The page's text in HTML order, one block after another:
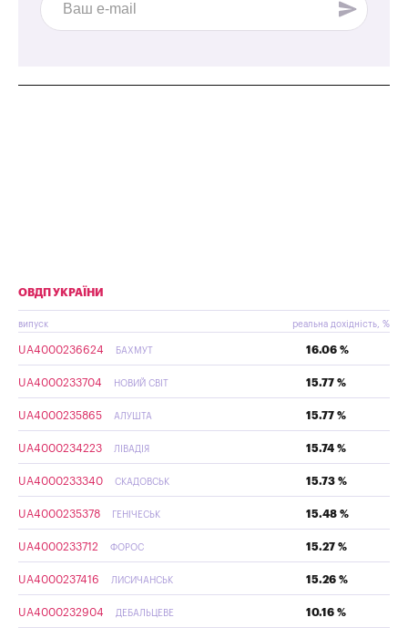
ОВДП УКРАЇНИ
випуск реальна дохідність, %
UA4000236624 БАХМУТ 16.06 %
UA4000233704 НОВИЙ СВІТ 15.77 %
UA4000235865 АЛУШТА 15.77 %
UA4000234223 ЛІВАДІЯ 15.74 %
UA4000233340 СКАДОВСЬК 15.73 %
UA4000235378 ГЕНІЧЕСЬК 15.48 %
UA4000233712 ФОРОС 15.27 %
UA4000237416 ЛИСИЧАНСЬК 15.26 %
UA4000232904 ДЕБАЛЬЦЕВЕ 10.16 %